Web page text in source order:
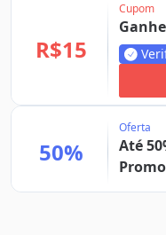
R$15
Cupom
50%
Oferta
Até